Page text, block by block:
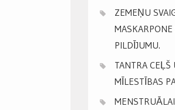
ZEMEŅU
PILDĪJUMU.
TANTRA
MĪLESTĪBAS